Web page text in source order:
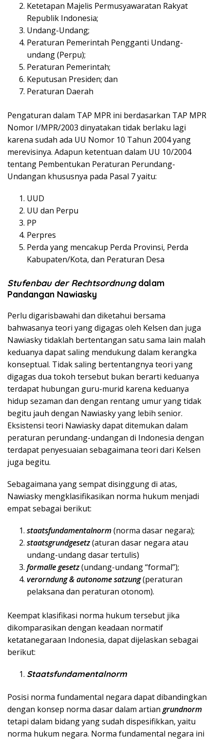
Ketetapan Majelis Permusyawaratan Rakyat
Republik Indonesia;
Undang-Undang;
Peraturan Pemerintah Pengganti Undang-
undang (Perpu);
Peraturan Pemerintah;
Keputusan Presiden; dan
Peraturan Daerah
Pengaturan dalam TAP MPR ini berdasarkan TAP MPR
Nomor I/MPR/2003 dinyatakan tidak berlaku lagi
karena sudah ada UU Nomor 10 Tahun 2004 yang
merevisinya. Adapun ketentuan dalam UU 10/2004
tentang Pembentukan Peraturan Perundang-
Undangan khususnya pada Pasal 7 yaitu:
UUD
UU dan Perpu
PP
Perpres
Perda yang mencakup Perda Provinsi, Perda
Kabupaten/Kota, dan Peraturan Desa
Stufenbau der Rechtsordnung dalam
Pandangan Nawiasky
Perlu digarisbawahi dan diketahui bersama
bahwasanya teori yang digagas oleh Kelsen dan juga
Nawiasky tidaklah bertentangan satu sama lain malah
keduanya dapat saling mendukung dalam kerangka
konseptual. Tidak saling bertentangnya teori yang
digagas dua tokoh tersebut bukan berarti keduanya
terdapat hubungan guru-murid karena keduanya
hidup sezaman dan dengan rentang umur yang tidak
begitu jauh dengan Nawiasky yang lebih senior.
Eksistensi teori Nawiasky dapat ditemukan dalam
peraturan perundang-undangan di Indonesia dengan
terdapat penyesuaian sebagaimana teori dari Kelsen
juga begitu.
Sebagaimana yang sempat disinggung di atas,
Nawiasky mengklasifikasikan norma hukum menjadi
empat sebagai berikut:
staatsfundamentalnorm(norma dasar negara);
staatsgrundgesetz(aturan dasar negara atau
undang-undang dasar tertulis)
formalle gesetz(undang-undang “formal”);
verorndung & autonome satzung(peraturan
pelaksana dan peraturan otonom).
Keempat klasifikasi norma hukum tersebut jika
dikomparasikan dengan keadaan normatif
ketatanegaraan Indonesia, dapat dijelaskan sebagai
berikut:
Staatsfundamentalnorm
Posisi norma fundamental negara dapat dibandingkan
dengan konsep norma dasar dalam artian grundnorm
tetapi dalam bidang yang sudah dispesifikkan, yaitu
norma hukum negara. Norma fundamental negara ini